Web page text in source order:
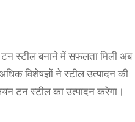
स्टील बनाने में सफलता मिली अब
विशेषज्ञों ने स्टील उत्पादन की
टन स्टील का उत्पादन करेगा।